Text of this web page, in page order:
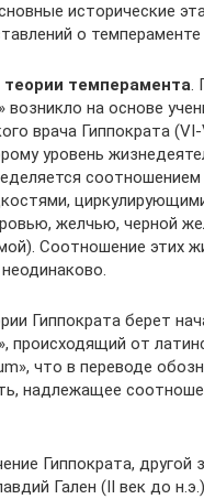
исторические
о темпераменте
темперамента.
возникло на основе
врача Гиппократа
уровень
желчью, черной
Соотношение этих
Гиппократа берет
происходящий от
что в переводе
надлежащее
Гиппократа, другой
Гален (II век до